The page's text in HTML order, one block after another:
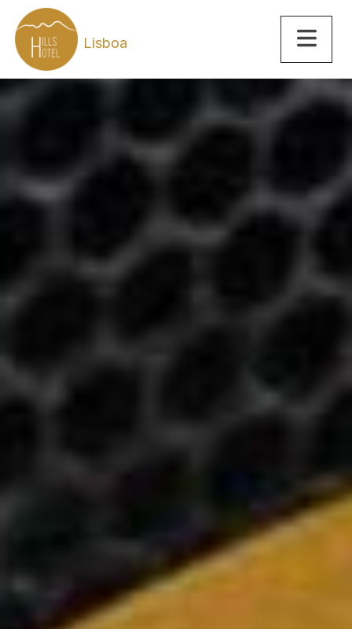
Lisboa